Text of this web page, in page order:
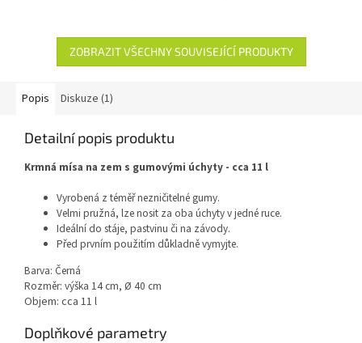
ZOBRAZIT VŠECHNY SOUVISEJÍCÍ PRODUKTY
Popis Diskuze (1)
Detailní popis produktu
Krmná mísa na zem s gumovými úchyty - cca 11 l
Vyrobená z téměř nezničitelné gumy.
Velmi pružná, lze nosit za oba úchyty v jedné ruce.
Ideální do stáje, pastvinu či na závody.
Před prvním použitím důkladně vymyjte.
Barva: Černá
Rozměr: výška 14 cm, Ø 40 cm
Objem: cca 11 l
Doplňkové parametry